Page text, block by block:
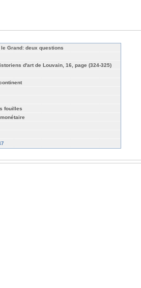
Grand: deux questions
d'art de Louvain, 16, page (324-325)
fouilles